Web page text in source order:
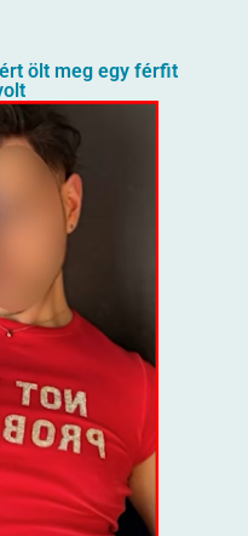
ölt meg egy férfit